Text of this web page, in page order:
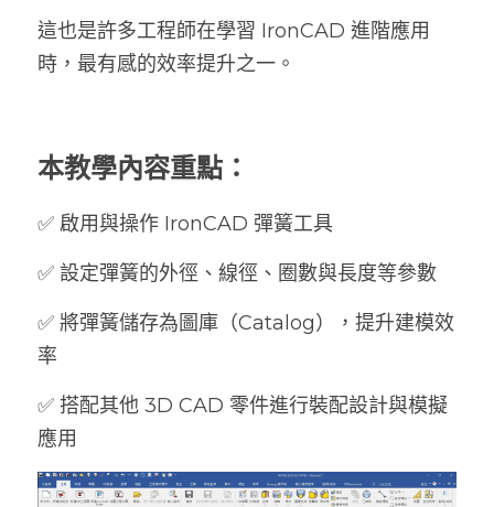
這也是許多工程師在學習 IronCAD 進階應用
時，最有感的效率提升之一。
本教學內容重點：
✅ 啟用與操作 IronCAD 彈簧工具
✅ 設定彈簧的外徑、線徑、圈數與長度等參數
✅ 將彈簧儲存為圖庫（Catalog），提升建模效
率
✅ 搭配其他 3D CAD 零件進行裝配設計與模擬
應用